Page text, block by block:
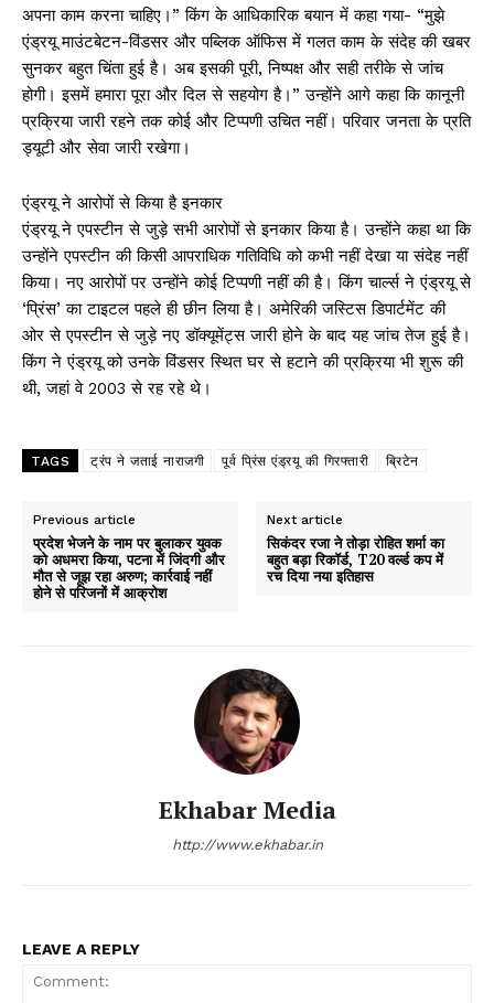
अपना काम करना चाहिए।” किंग के आधिकारिक बयान में कहा गया- “मुझे
एंड्रयू माउंटबेटन-विंडसर और पब्लिक ऑफिस में गलत काम के संदेह की खबर
सुनकर बहुत चिंता हुई है। अब इसकी पूरी, निष्पक्ष और सही तरीके से जांच
होगी। इसमें हमारा पूरा और दिल से सहयोग है।” उन्होंने आगे कहा कि कानूनी
प्रक्रिया जारी रहने तक कोई और टिप्पणी उचित नहीं। परिवार जनता के प्रति
ड्यूटी और सेवा जारी रखेगा।
एंड्रयू ने आरोपों से किया है इनकार
एंड्रयू ने एपस्टीन से जुड़े सभी आरोपों से इनकार किया है। उन्होंने कहा था कि
उन्होंने एपस्टीन की किसी आपराधिक गतिविधि को कभी नहीं देखा या संदेह नहीं
किया। नए आरोपों पर उन्होंने कोई टिप्पणी नहीं की है। किंग चार्ल्स ने एंड्रयू से
‘प्रिंस’ का टाइटल पहले ही छीन लिया है। अमेरिकी जस्टिस डिपार्टमेंट की
ओर से एपस्टीन से जुड़े नए डॉक्यूमेंट्स जारी होने के बाद यह जांच तेज हुई है।
किंग ने एंड्रयू को उनके विंडसर स्थित घर से हटाने की प्रक्रिया भी शुरू की
थी, जहां वे 2003 से रह रहे थे।
TAGS ट्रंप ने जताई नाराजगी पूर्व प्रिंस एंड्रयू की गिरफ्तारी ब्रिटेन
Previous article
प्रदेश भेजने के नाम पर बुलाकर युवक
को अधमरा किया, पटना में जिंदगी और
मौत से जूझ रहा अरुण; कार्रवाई नहीं
होने से परिजनों में आक्रोश
Next article
सिकंदर रजा ने तोड़ा रोहित शर्मा का
बहुत बड़ा रिकॉर्ड, T20 वर्ल्ड कप में
रच दिया नया इतिहास
Ekhabar Media
http://www.ekhabar.in
LEAVE A REPLY